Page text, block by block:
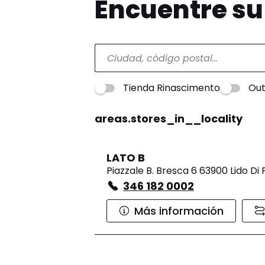
Encuentre
Tienda Rinascimento
areas.stores_in__locality
LATO B
Piazzale B. Bresca 6 63900 Lido Di
346 182 0002
Más información